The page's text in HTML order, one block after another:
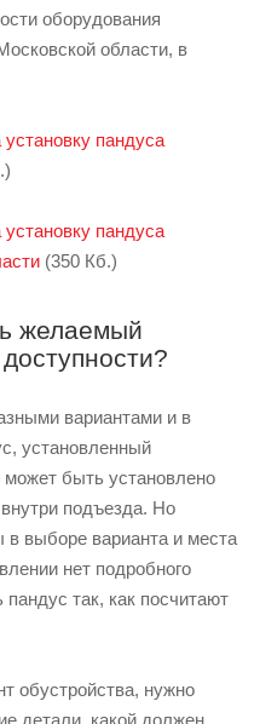
оборудования
области, в
пандуса
пандуса
(350 Кб.)
желаемый
вариантами и в
установленный
может быть установлено
подъезда. Но
выборе варианта и места
нет подробного
пандус так, как посчитают
обустройства, нужно
детали, какой должен